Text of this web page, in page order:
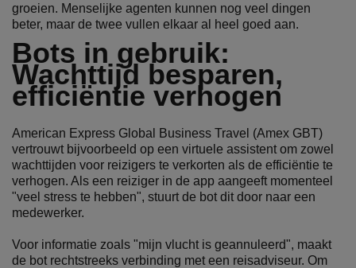
groeien. Menselijke agenten kunnen nog veel dingen
beter, maar de twee vullen elkaar al heel goed aan.
Bots in gebruik:
Wachttijd besparen,
efficiëntie verhogen
American Express Global Business Travel (Amex GBT)
vertrouwt bijvoorbeeld op een virtuele assistent om zowel
wachttijden voor reizigers te verkorten als de efficiëntie te
verhogen. Als een reiziger in de app aangeeft momenteel
"veel stress te hebben", stuurt de bot dit door naar een
medewerker.
Voor informatie zoals "mijn vlucht is geannuleerd", maakt
de bot rechtstreeks verbinding met een reisadviseur. Om